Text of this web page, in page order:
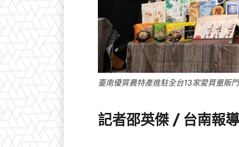
臺南優質農特產進駐全台13家愛買量販
記者邵英傑 / 台南報導